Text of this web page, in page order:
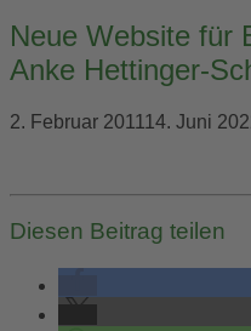
Neue Website für
Anke Hettinger-
2. Februar 2011 14. Juni
Diesen Beitrag teilen